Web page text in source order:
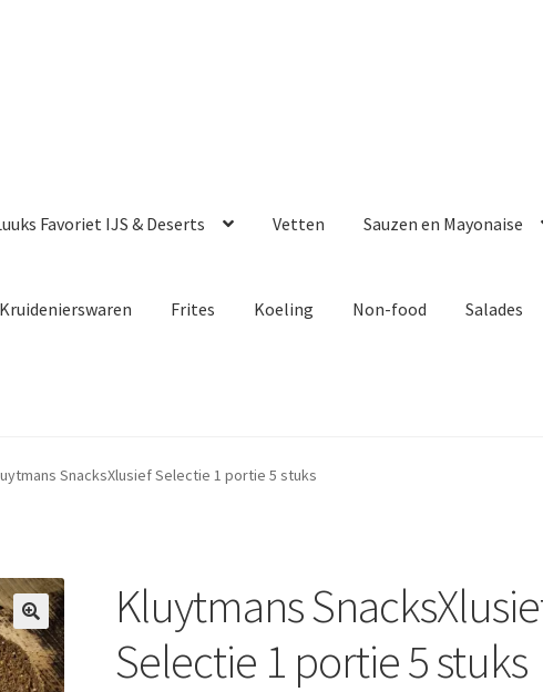
Favoriet IJS & Deserts Vetten Sauzen en Mayonaise
Frites Koeling Non-food Salades
SnacksXlusief Selectie 1 portie 5 stuks
🔍
Kluytmans
Selectie 1 portie 5 stuks